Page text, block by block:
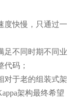
度快慢，只通过一
足不同时期不同业
码；
对于老的组装式架
架构最终希望